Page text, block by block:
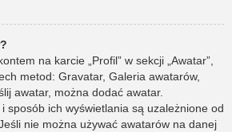
na karcie „Profil” w sekcji „Awatar”,
metod: Gravatar, Galeria awatarów,
awatar, można dodać awatar.
sposób ich wyświetlania są uzależnione od
nie można używać awatarów na danej